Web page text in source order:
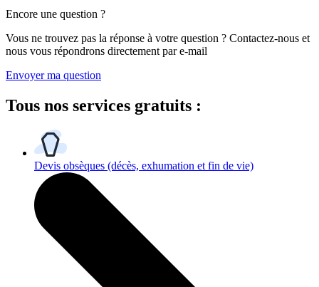
Encore une question ?
Vous ne trouvez pas la réponse à votre question ? Contactez-nous et
nous vous répondrons directement par e-mail
Envoyer ma question
Tous nos services gratuits :
Devis obsèques (décès, exhumation et fin de vie)